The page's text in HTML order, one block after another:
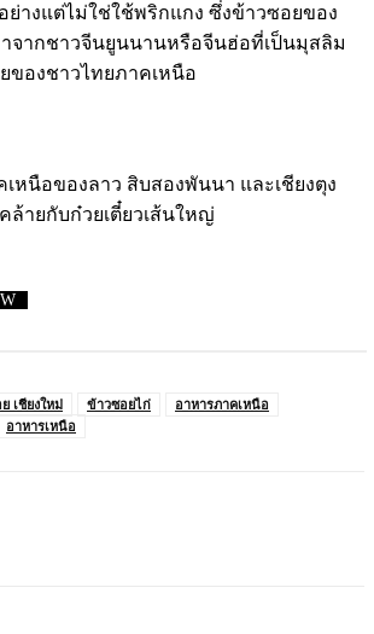
างแต่ไม่ใช่ใช้พริกแกง ซึ่งข้าวซอยของ
จากชาวจีนยูนนานหรือจีนฮ่อที่เป็นมุสลิม
ของชาวไทยภาคเหนือ
หนือของลาว สิบสองพันนา และเชียงตุง
ล้ายกับก๋วยเตี๋ยวเส้นใหญ่
เชียงใหม่ ข้าวซอยไก่
อาหารภาคเหนือ
อาหารเหนือ